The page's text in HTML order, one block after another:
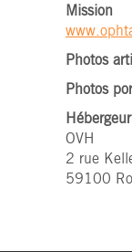
Mission
Photos
Photos
Hébergeur
OVH
2 rue
59100